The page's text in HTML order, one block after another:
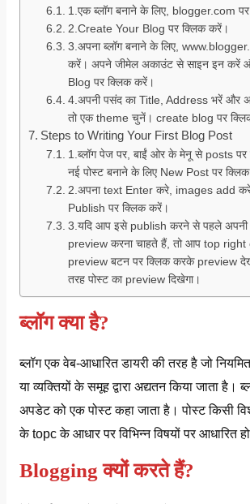
1.एक ब्लॉग बनाने के लिए, blogger.com पर
2.Create Your Blog पर क्लिक करें।
3.अपना ब्लॉग बनाने के लिए,
करें। अपने जीमेल अकाउंट से साइन इन करें
Blog पर क्लिक करें।
4.अपनी पसंद का Title, Address भरें और
तो एक theme चुनें। create blog पर
Steps to Writing Your First Blog Post
1.ब्लॉग पेज पर, बाईं ओर के मेनू से posts
नई पोस्ट बनाने के लिए New Post पर
2.अपना text Enter करे, images add
Publish पर क्लिक करें।
3.यदि आप इसे publish करने से पहले अपनी
preview करना चाहते हैं, तो आप top
preview बटन पर क्लिक करके preview
तरह पोस्ट का preview दिखेगा।
ब्लॉग क्या है?
ब्लॉग एक वेब-आधारित डायरी की तरह है जो
या व्यक्तियों के समूह द्वारा अद्यतन किया जाता है।
अपडेट को एक पोस्ट कहा जाता है। पोस्ट किसी
के topc के आधार पर विभिन्न विषयों पर आधारित
Blogging क्यों करते हैं?